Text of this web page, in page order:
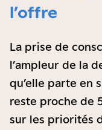
l’offre
La prise de
l’ampleur de la
qu’elle parte en
reste proche de
sur les priorités